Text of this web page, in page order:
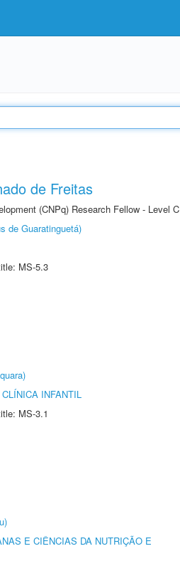
de Freitas
(CNPq) Research Fellow - Level C
de Guaratinguetá)
MS-5.3
INFANTIL
MS-3.1
E CIÊNCIAS DA NUTRIÇÃO E